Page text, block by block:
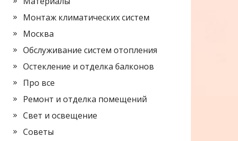
Монтаж климатических систем
Москва
Обслуживание систем отопления
Остекление и отделка балконов
Про все
Ремонт и отделка помещений
Свет и освещение
Советы